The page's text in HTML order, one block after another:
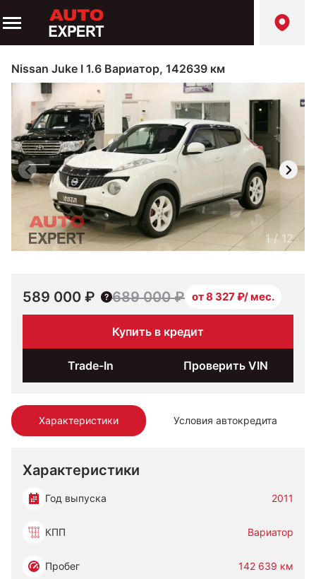
Nissan Juke I 1.6 Вариатор, 142639 км
Характеристики Условия автокредита
Характеристики
Год выпуска 2011
КПП Вариатор
Пробег 142 639 км
1/ 12
589 000 ₽ 689 000 ₽ от 8 327 ₽/ мес.
Купить в кредит
Trade-In Проверить VIN